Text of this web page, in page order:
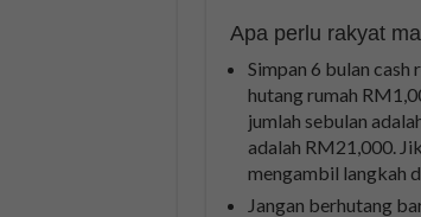
Apa perlu rakyat
Simpan 6 bulan
hutang rumah
jumlah sebulan
adalah RM21,000.
mengambil langkah
Jangan berhutang